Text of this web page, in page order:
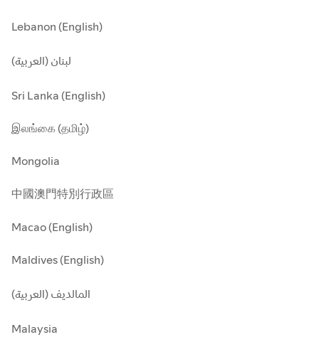
Lebanon (English)
لبنان (العربية)
Sri Lanka (English)
இலங்கை (தமிழ்)
Mongolia
中國澳門特別行政區
Macao (English)
Maldives (English)
المالديف (العربية)
Malaysia